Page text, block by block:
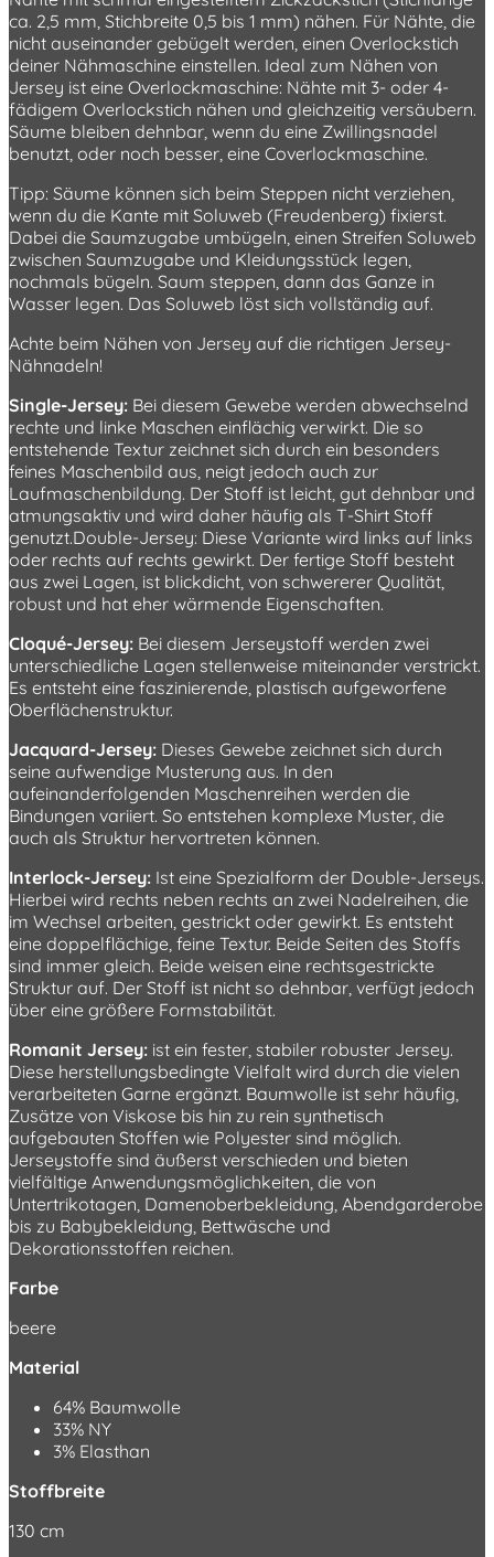
ca. 2,5 mm, Stichbreite 0,5 bis 1 mm) nähen. Für Nähte, die
nicht auseinander gebügelt werden, einen Overlockstich
deiner Nähmaschine einstellen. Ideal zum Nähen von
Jersey ist eine Overlockmaschine: Nähte mit 3- oder 4-
fädigem Overlockstich nähen und gleichzeitig versäubern.
Säume bleiben dehnbar, wenn du eine Zwillingsnadel
benutzt, oder noch besser, eine Coverlockmaschine.
Tipp: Säume können sich beim Steppen nicht verziehen,
wenn du die Kante mit Soluweb (Freudenberg) fixierst.
Dabei die Saumzugabe umbügeln, einen Streifen Soluweb
zwischen Saumzugabe und Kleidungsstück legen,
nochmals bügeln. Saum steppen, dann das Ganze in
Wasser legen. Das Soluweb löst sich vollständig auf.
Achte beim Nähen von Jersey auf die richtigen Jersey-
Nähnadeln!
Single-Jersey: Bei diesem Gewebe werden abwechselnd
rechte und linke Maschen einflächig verwirkt. Die so
entstehende Textur zeichnet sich durch ein besonders
feines Maschenbild aus, neigt jedoch auch zur
Laufmaschenbildung. Der Stoff ist leicht, gut dehnbar und
atmungsaktiv und wird daher häufig als T-Shirt Stoff
genutzt.Double-Jersey: Diese Variante wird links auf links
oder rechts auf rechts gewirkt. Der fertige Stoff besteht
aus zwei Lagen, ist blickdicht, von schwererer Qualität,
robust und hat eher wärmende Eigenschaften.
Cloqué-Jersey: Bei diesem Jerseystoff werden zwei
unterschiedliche Lagen stellenweise miteinander verstrickt.
Es entsteht eine faszinierende, plastisch aufgeworfene
Oberflächenstruktur.
Jacquard-Jersey: Dieses Gewebe zeichnet sich durch
seine aufwendige Musterung aus. In den
aufeinanderfolgenden Maschenreihen werden die
Bindungen variiert. So entstehen komplexe Muster, die
auch als Struktur hervortreten können.
Interlock-Jersey: Ist eine Spezialform der Double-Jerseys.
Hierbei wird rechts neben rechts an zwei Nadelreihen, die
im Wechsel arbeiten, gestrickt oder gewirkt. Es entsteht
eine doppelflächige, feine Textur. Beide Seiten des Stoffs
sind immer gleich. Beide weisen eine rechtsgestrickte
Struktur auf. Der Stoff ist nicht so dehnbar, verfügt jedoch
über eine größere Formstabilität.
Romanit Jersey: ist ein fester, stabiler robuster Jersey.
Diese herstellungsbedingte Vielfalt wird durch die vielen
verarbeiteten Garne ergänzt. Baumwolle ist sehr häufig,
Zusätze von Viskose bis hin zu rein synthetisch
aufgebauten Stoffen wie Polyester sind möglich.
Jerseystoffe sind äußerst verschieden und bieten
vielfältige Anwendungsmöglichkeiten, die von
Untertrikotagen, Damenoberbekleidung, Abendgarderobe
bis zu Babybekleidung, Bettwäsche und
Dekorationsstoffen reichen.
Farbe
beere
Material
64% Baumwolle
33% NY
3% Elasthan
Stoffbreite
130 cm